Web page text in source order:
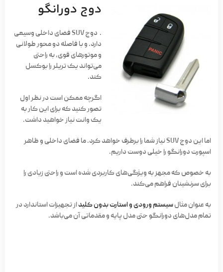
دوج دورانگو
. دوج SUV فضای داخلی وسیعی
دارد. و با فاصله دو محور طولانی
و موتورهای قوی، به راحتی
می‌تواند یک تریلر را بوکسل
کند.
اگرچه ممکن است در نظر اول
تصور کنید که برای این کار به
یک وانت نیاز خواهید داشت.
اما این دوج SUV نیاز شما را برطرف خواهد کرد. ما فضای داخلی و ظاهر
اسپورت دورانگو را خیلی دوست داریم.
به خصوص که مجهز به ویژگی‌های کاربردی شده است و راحتی زیادی را
برای سرنشینان فراهم می‌کند.
به عنوان مثالسیستم ورودی و استارت بدون کلیداز تجهیزات استاندارد در
تمام مدل‌های دورانگو حتی مدل پایه و مقدماتی آن می‌باشد.